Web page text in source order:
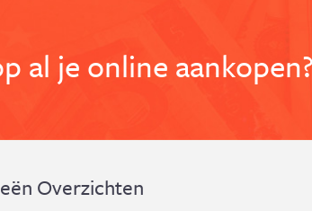
al je online aankopen?
Overzichten